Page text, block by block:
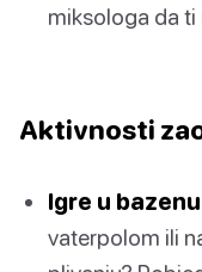
miksologa da ti
Aktivnosti
Igre u
vaterpolom ili